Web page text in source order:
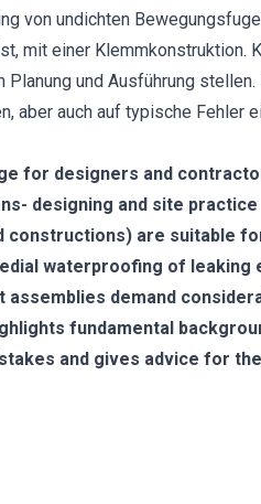
von undichten
mit einer Klemmkonstruktion.
Planung und Ausführung
aber auch auf typische Fehler
for designers and
designing and site practice
are suitable
waterproofing of leaking
demand
fundamental
and gives advice for